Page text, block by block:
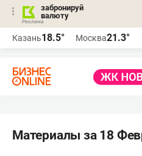
забронируй
валюту
Казань18.5° Москва21.3°
Материалы за 18